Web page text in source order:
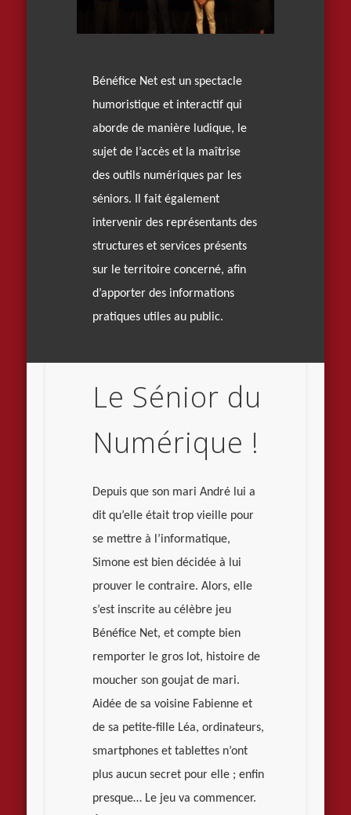
Bénéfice Net est un spectacle
humoristique et interactif qui
aborde de manière ludique, le
sujet de l’accès et la maîtrise
des outils numériques par les
séniors. Il fait également
intervenir des représentants des
structures et services présents
sur le territoire concerné, afin
d’apporter des informations
pratiques utiles au public.
Le Sénior du
Numérique !
Depuis que son mari André lui a
dit qu’elle était trop vieille pour
se mettre à l’informatique,
Simone est bien décidée à lui
prouver le contraire. Alors, elle
s’est inscrite au célèbre jeu
Bénéfice Net, et compte bien
remporter le gros lot, histoire de
moucher son goujat de mari.
Aidée de sa voisine Fabienne et
de sa petite-fille Léa, ordinateurs,
smartphones et tablettes n’ont
plus aucun secret pour elle ; enfin
presque… Le jeu va commencer.